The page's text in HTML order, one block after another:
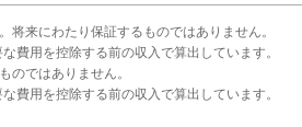
来にわたり保証するものではありません。
費用を控除する前の収入で算出しています。
ではありません。
費用を控除する前の収入で算出しています。